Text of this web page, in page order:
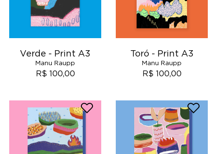
Verde - Print A3
Manu Raupp
R$ 100,00
Toró - Print A3
Manu Raupp
R$ 100,00